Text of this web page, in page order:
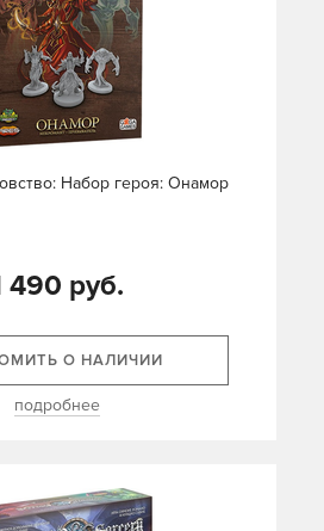
Набор героя: Онамор
490 руб.
О НАЛИЧИИ
подробнее